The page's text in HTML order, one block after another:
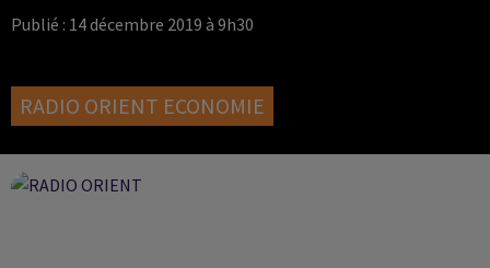
Publié : 14 décembre 2019 à 9h30
RADIO ORIENT ECONOMIE